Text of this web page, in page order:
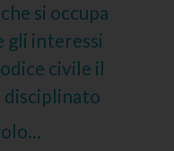
si occupa
gli interessi
civile il